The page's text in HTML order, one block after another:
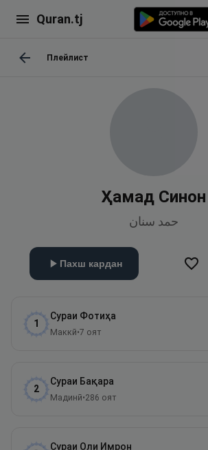
Quran.tj
Плейлист
Ҳамад Синон
حمد سنان
Пахш кардан
1
Сураи Фотиҳа
Маккӣ•7 оят
2
Сураи Бақара
Мадинӣ•286 оят
Сураи Оли Имрон